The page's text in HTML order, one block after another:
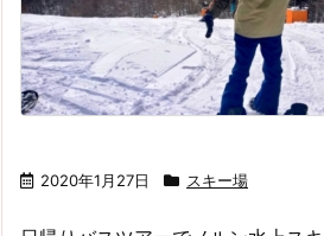
2020年1月27日 スキー場